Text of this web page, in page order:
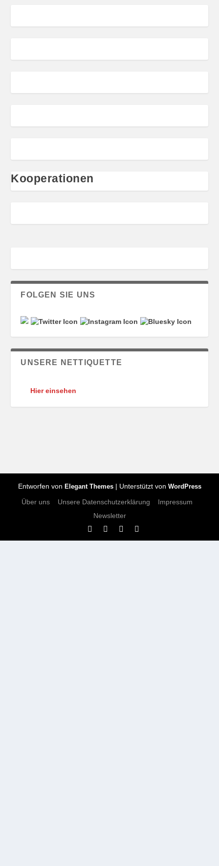
Kooperationen
FOLGEN SIE UNS
UNSERE NETTIQUETTE
Hier einsehen
Entworfen von Elegant Themes| Unterstützt von WordPress
Über uns Unsere Datenschutzerklärung
Impressum
Newsletter